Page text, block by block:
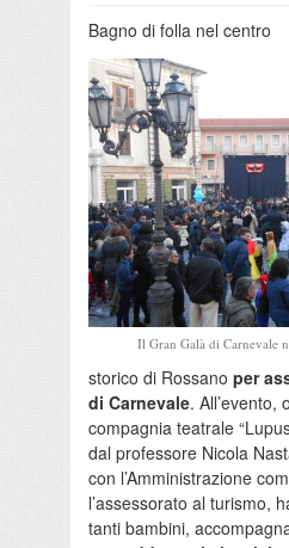
Il Gran Galà di Carnevale
Bagno di folla nel centro
storico di Rossano per
di Carnevale. All’evento,
compagnia teatrale
dal professore Nicola
con l’Amministrazione
l’assessorato al turismo,
tanti bambini,